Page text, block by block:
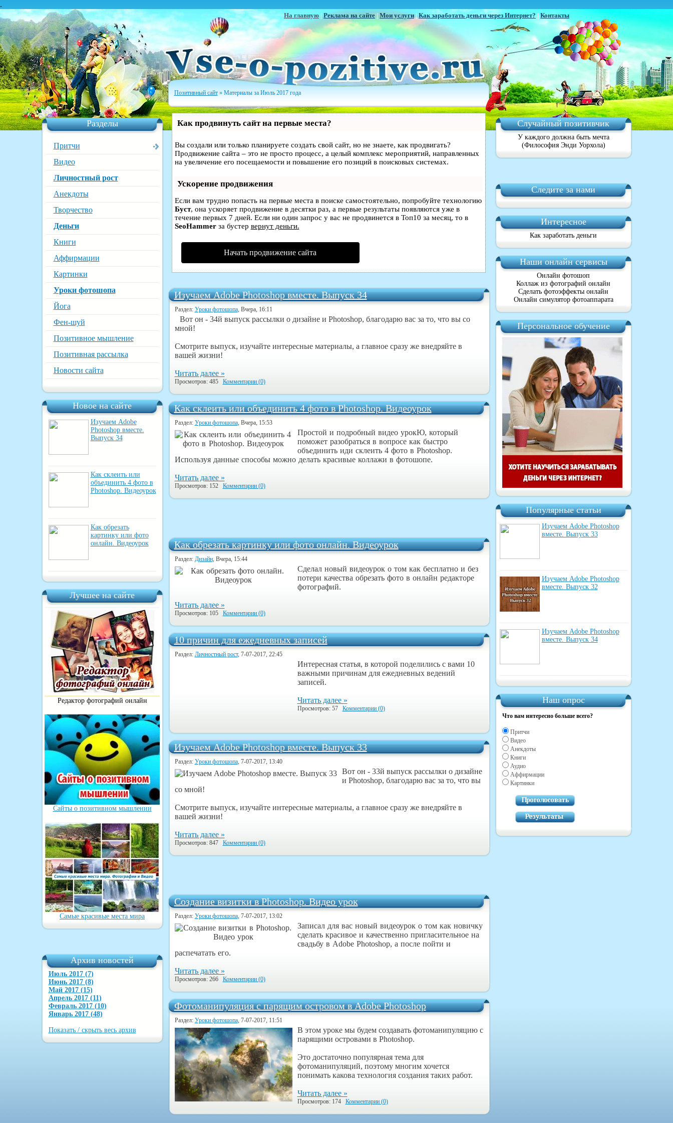
.
На главную |Реклама на сайте | Мои услуги|Как заработать деньги через Интернет?|Контакты
Разделы
Притчи
Видео
Личностный рост
Анекдоты
Творчество
Деньги
Книги
Аффирмации
Картинки
Уроки фотошопа
Йога
Фен-шуй
Позитивное мышление
Позитивная рассылка
Новости сайта
Новое на сайте
Изучаем Adobe
Photoshop вместе.
Выпуск 34
Как склеить или
объединить 4 фото в
Photoshop. Видеоурок
Как обрезать
картинку или фото
онлайн. Видеоурок
Лучшее на сайте
Редактор фотографий онлайн
Сайты о позитивном мышлении
Самые красивые места мира
Архив новостей
Июль 2017 (7)
Июнь 2017 (8)
Май 2017 (15)
Апрель 2017 (11)
Февраль 2017 (10)
Январь 2017 (48)
Показать / скрыть весь архив
Позитивный сайт» Материалы за Июль 2017 года
Как продвинуть сайт на первые места?
Вы создали или только планируете создать свой сайт, но не знаете, как продвигать?
Продвижение сайта – это не просто процесс, а целый комплекс мероприятий, направленных
на увеличение его посещаемости и повышение его позиций в поисковых системах.
Ускорение продвижения
Если вам трудно попасть на первые места в поиске самостоятельно, попробуйте технологию
Буст, она ускоряет продвижение в десятки раз, а первые результаты появляются уже в
течение первых 7 дней. Если ни один запрос у вас не продвинется в Топ10 за месяц, то в
SeoHammerза бустер вернут деньги.
Начать продвижение сайта
Изучаем Adobe Photoshop вместе. Выпуск 34
Раздел: Уроки фотошопа, Вчера, 16:11
Вот он - 34й выпуск рассылки о дизайне и Photoshop, благодарю вас за то, что вы со
мной!
Смотрите выпуск, изучайте интересные материалы, а главное сразу же внедряйте в
вашей жизни!
Читать далее »
Просмотров: 485 Комментарии (0)
Как склеить или объединить 4 фото в Photoshop. Видеоурок
Раздел: Уроки фотошопа, Вчера, 15:53
Простой и подробный видео урокЮ, который
поможет разобраться в вопросе как быстро
объединить иди склеить 4 фото в Photoshop.
Используя данные способы можно делать красивые коллажи в фотошопе.
Читать далее »
Просмотров: 152 Комментарии (0)
Как обрезать картинку или фото онлайн. Видеоурок
Раздел: Дизайн, Вчера, 15:44
Сделал новый видеоурок о том как бесплатно и без
потери качества обрезать фото в онлайн редакторе
фотографий.
Читать далее »
Просмотров: 105 Комментарии (0)
10 причин для ежедневных записей
Раздел: Личностный рост, 7-07-2017, 22:45
Интересная статья, в которой поделились с вами 10
важными причинам для ежедневных ведений
записей.
Читать далее »
Просмотров: 57 Комментарии (0)
Изучаем Adobe Photoshop вместе. Выпуск 33
Раздел: Уроки фотошопа, 7-07-2017, 13:40
Вот он - 33й выпуск рассылки о дизайне
и Photoshop, благодарю вас за то, что вы
со мной!
Смотрите выпуск, изучайте интересные материалы, а главное сразу же внедряйте в
вашей жизни!
Читать далее »
Просмотров: 847 Комментарии (0)
Создание визитки в Photoshop. Видео урок
Раздел: Уроки фотошопа, 7-07-2017, 13:02
Записал для вас новый видеоурок о том как новичку
сделать красивое и качественно пригласительное на
свадьбу в Adobe Photoshop, а после пойти и
распечатать его.
Читать далее »
Просмотров: 266 Комментарии (0)
Фотоманипуляция с парящим островом в Adobe Photoshop
Раздел: Уроки фотошопа, 7-07-2017, 11:51
В этом уроке мы будем создавать фотоманипуляцию с
парящими островами в Photoshop.
Это достаточно популярная тема для
фотоманипуляций, поэтому многим хочется
понимать какова технология создания таких работ.
Читать далее »
Просмотров: 174 Комментарии (0)
Случайный позитивчик
У каждого должна быть мечта
(Философия Энди Уорхола)
Следите за нами
Интересное
Как заработать деньги
Наши онлайн сервисы
Онлайн фотошоп
Коллаж из фотографий онлайн
Сделать фотоэффекты онлайн
Онлайн симулятор фотоаппарата
Персональное обучение
Популярные статьи
Изучаем Adobe Photoshop
вместе. Выпуск 33
Изучаем Adobe Photoshop
вместе. Выпуск 32
Изучаем Adobe Photoshop
вместе. Выпуск 34
Наш опрос
Что вам интересно больше всего?
Притчи
Видео
Анекдоты
Книги
Аудио
Аффирмации
Картинки